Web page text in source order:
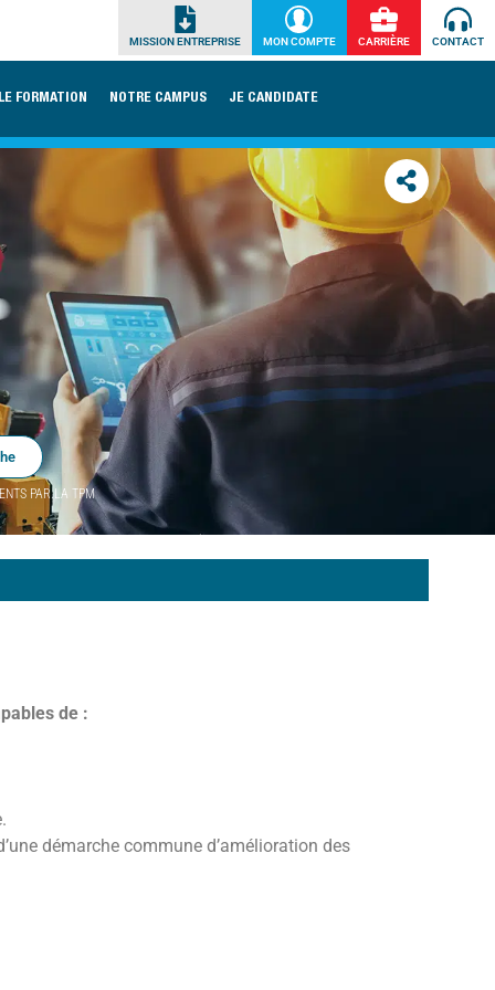
MISSION ENTREPRISE MON COMPTE CARRIÈRE CONTACT
FORMATION NOTRE CAMPUS JE CANDIDATE
PAR LA TPM
de :
démarche commune d’amélioration des